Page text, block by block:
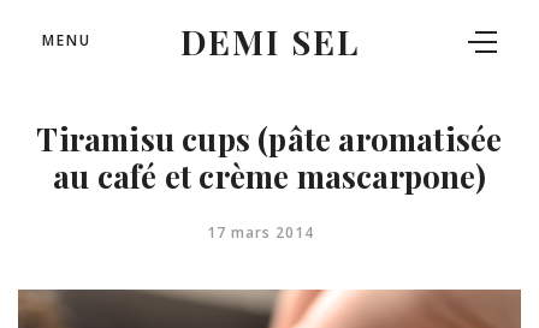
DEMI SEL
MENU
Tiramisu cups (pâte aromatisée
au café et crème mascarpone)
17 mars 2014